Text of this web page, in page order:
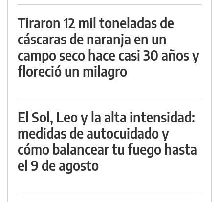
Tiraron 12 mil toneladas de
cáscaras de naranja en un
campo seco hace casi 30 años y
floreció un milagro
El Sol, Leo y la alta intensidad:
medidas de autocuidado y
cómo balancear tu fuego hasta
el 9 de agosto